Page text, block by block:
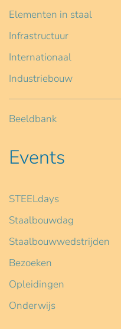
Elementen in staal
Infrastructuur
Internationaal
Industriebouw
Beeldbank
Events
STEELdays
Staalbouwdag
Staalbouwwedstrijden
Bezoeken
Opleidingen
Onderwijs